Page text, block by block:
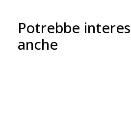
Potrebbe
anche